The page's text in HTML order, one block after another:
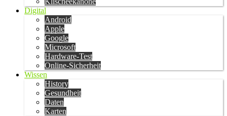
Digital
Android
Apple
Google
Microsoft
Hardware-Test
Online-Sicherheit
Wissen
History
Gesundheit
Daten
Karten